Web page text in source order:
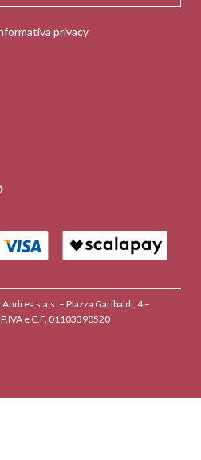
privacy
s.a.s. – Piazza Garibaldi, 4 –
e C.F. 01103390520